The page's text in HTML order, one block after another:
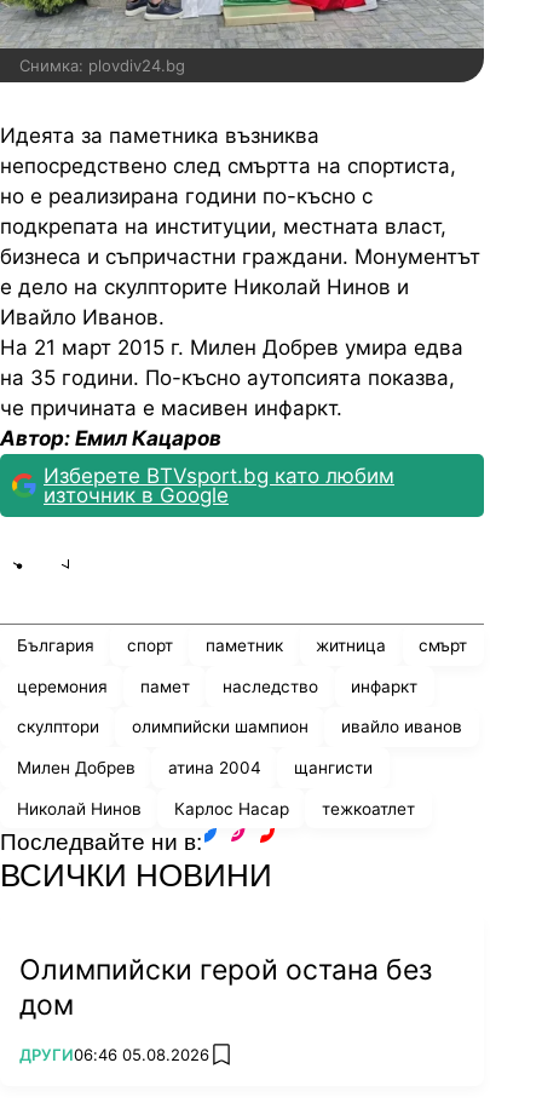
Снимка: plovdiv24.bg
Идеята за паметника възниква
непосредствено след смъртта на спортиста,
но е реализирана години по-късно с
подкрепата на институции, местната власт,
бизнеса и съпричастни граждани. Монументът
е дело на скулпторите Николай Нинов и
Ивайло Иванов.
На 21 март 2015 г. Милен Добрев умира едва
на 35 години. По-късно аутопсията показва,
че причината е масивен инфаркт.
Автор: Емил Кацаров
Изберете BTVsport.bg като любим
източник в Google
България спорт паметник житница смърт
церемония памет наследство инфаркт
скулптори олимпийски шампион ивайло иванов
Милен Добрев атина 2004 щангисти
Николай Нинов Карлос Насар тежкоатлет
Последвайте ни в:
ВСИЧКИ НОВИНИ
Олимпийски герой остана без
дом
ПОВЕЧЕ ОТ
ДРУГИ06:46 05.08.2026 add favorites